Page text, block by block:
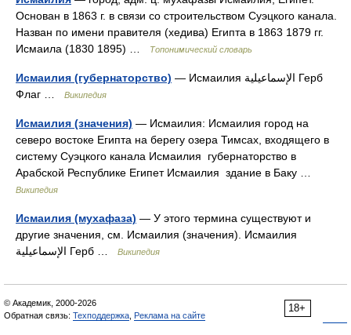
Основан в 1863 г. в связи со строительством Суэцкого канала.
Назван по имени правителя (хедива) Египта в 1863 1879 гг.
Исмаила (1830 1895) …
Топонимический словарь
Исмаилия (губернаторство) — Исмаилия الإسماعيلية‎ Герб
Флаг …
Википедия
Исмаилия (значения) — Исмаилия: Исмаилия город на
северо востоке Египта на берегу озера Тимсах, входящего в
систему Суэцкого канала Исмаилия губернаторство в
Арабской Республике Египет Исмаилия здание в Баку …
Википедия
Исмаилия (мухафаза) — У этого термина существуют и
другие значения, см. Исмаилия (значения). Исмаилия
الإسماعيلية Герб …
Википедия
18+
© Академик, 2000-2026
Обратная связь: Техподдержка Реклама на сайте